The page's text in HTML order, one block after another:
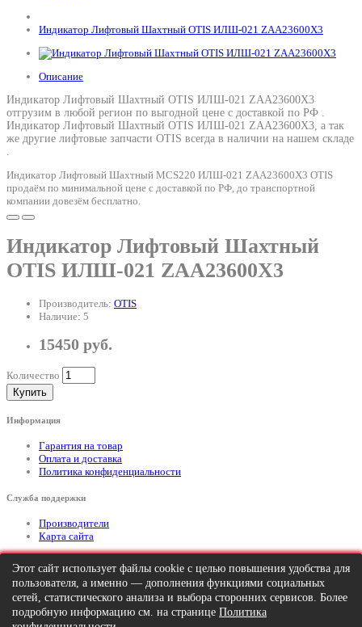
Индикатор Лифтовый Шахтный OTIS ИЛШ-021 ZAA23600X3
Описание
Индикатор Лифтовый Шахтный OTIS ИЛШ-021 ZAA23600X3
отгрузим в любой регион по выгодной цене с доставкой по РФ .
Индикатор Лифтовый Шахтный OTIS ИЛШ-021 ZAA23600X3, а так
же другие лифтовые запчасти OTIS всегда в наличии на нашем складе
.
Индикатор Лифтовый Шахтный MCS220 ИЛШ-021 ZAA23600X3 OTIS
продаём по минимальной цене с доставкой по РФ, до транспортной
компании довезём бесплатно.
Индикатор Лифтовый Шахтный
OTIS ИЛШ-021 ZAA23600X3
Производитель: OTIS
Наличие: 5
15450 руб.
Количество
Купить
Информация
Гарантия на товар
Оплата и доставка
Политика конфиденциальности
Служба поддержки
Производители
Карта сайта
Дополнительно
Тел: +7 (495) 646-82-95 mailto:info@apexx.ru
Вся информация и цены на товар, размещенные на данном сайте, носят
Этот сайт использует файлы cookie с целью повышения удобства для
пользователя, а именно — дополнения функциями социальных
сетей, статистического анализа и выбора сторонних сервисов. Более
подробную информацию см. на странице Политика